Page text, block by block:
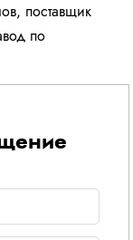
, поставщик
по